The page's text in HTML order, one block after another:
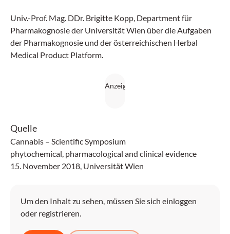
Univ.-Prof. Mag. DDr. Brigitte Kopp, Department für
Pharmakognosie der Universität Wien über die Aufgaben
der Pharmakognosie und der österreichischen Herbal
Medical Product Platform.
Quelle
Cannabis – Scientific Symposium
phytochemical, pharmacological and clinical evidence
15. November 2018, Universität Wien
Um den Inhalt zu sehen, müssen Sie sich einloggen
oder registrieren.